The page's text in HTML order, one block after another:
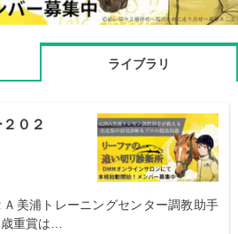
ライブラリ
０２
美浦トレーニングセンター調教助手
重賞は…